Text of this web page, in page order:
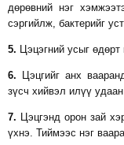
ҮЙЛДВЭРИЙН
ЭРГЭН
ТОЙРОНД
ХАВРЫН
ЧУУЛГАНЫ
ЭРГЭН
ТОЙРОНД
дөрөвний нэг
сэргийлж, бактерийг
5. Цэцэгний усыг өдөрт
6. Цэцгийг анх
зүсч хийвэл илүү
7. Цэцгэнд орон зай
үхнэ. Тиймээс нэг